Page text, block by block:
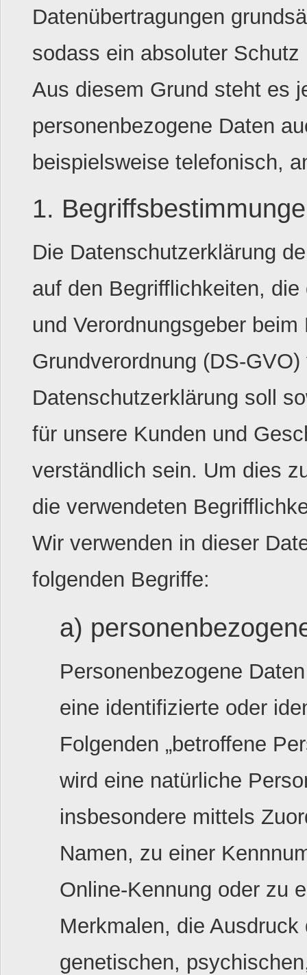
Datenübertragungen
sodass ein absoluter
Aus diesem Grund steht es
personenbezogene Daten
beispielsweise telefonisch,
1.
Die Datenschutzerklärung
auf den Begrifflichkeiten,
und Verordnungsgeber
Grundverordnung (DS-
Datenschutzerklärung soll
für unsere Kunden und
verständlich sein. Um dies
die verwendeten
Wir verwenden in dieser
folgenden Begriffe:
a)
Personenbezogene
eine identifizierte oder
Folgenden „betroffene
wird eine natürliche
insbesondere mittels
Namen, zu einer
Online-Kennung oder zu
Merkmalen, die
genetischen,